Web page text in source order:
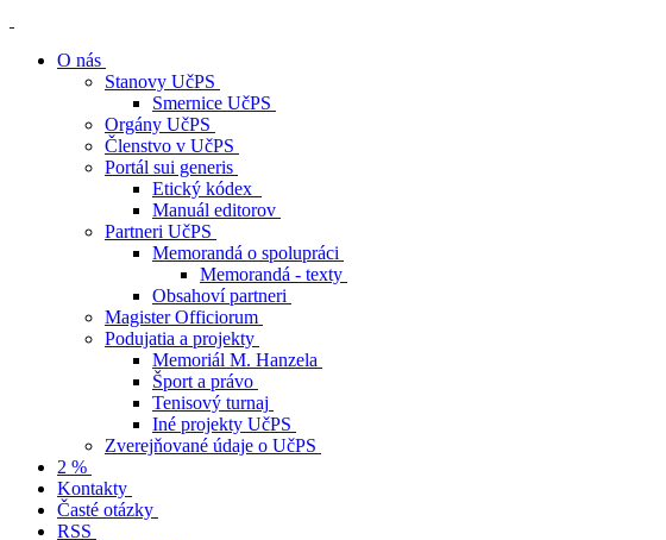
O nás
Stanovy UčPS
Smernice UčPS
Orgány UčPS
Členstvo v UčPS
Portál sui generis
Etický kódex
Manuál editorov
Partneri UčPS
Memorandá o spolupráci
Memorandá - texty
Obsahoví partneri
Magister Officiorum
Podujatia a projekty
Memoriál M. Hanzela
Šport a právo
Tenisový turnaj
Iné projekty UčPS
Zverejňované údaje o UčPS
2 %
Kontakty
Časté otázky
RSS